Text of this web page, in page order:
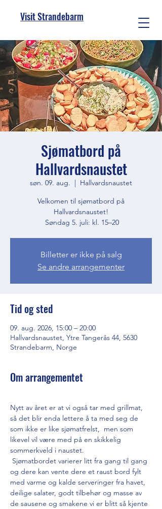
Visit Strandebarm
Sjømatbord på
Hallvardsnaustet
søn. 09. aug.
  |
Hallvardsnaustet
Velkomen til sjømatbord på
Hallvardsnaustet!
Søndag 5. juli: kl. 15–20
Billetter er ikke på salg
Se andre arrangementer
Tid og sted
09. aug. 2026, 15:00 – 20:00
Hallvardsnaustet, Ytre Tangerås 44, 5630
Strandebarm, Norge
Om arrangementet
Nytt av året er at vi også tar med grillmat,
så det blir enda lettere å ta med seg de
som ikke er like sjømatfrelst,  men som
likevel vil være med på en skikkelig
sommerkveld i naustet.
Sjømatbordet varierer litt fra gang til gang
og dere kan vente dere et raust bord fylt
med varme og kalde serveringer fra havet,
deilige salater, godt tilbehør og masse av
de sausene og smakene vi er blitt så kjente